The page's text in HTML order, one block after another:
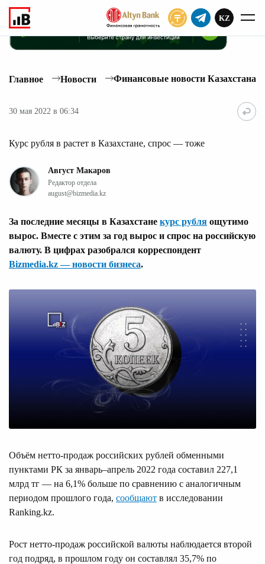
KZ
Главное Новости Финансовые новости Казахстана
30 мая 2022 в 06:34
Курс рубля в растет в Казахстане, спрос — тоже
Август Макаров
Редактор отдела
august@bizmedia.kz
За последние месяцы в Казахстане курс рубля ощутимо
вырос. Вместе с этим за год вырос и спрос на российскую
валюту. В цифрах разобрался корреспондент
Bizmedia.kz — новости бизнеса.
Объём нетто-продаж российских рублей обменными
пунктами РК за январь–апрель 2022 года составил 227,1
млрд тг — на 6,1% больше по сравнению с аналогичным
периодом прошлого года, сообщают в исследовании
Ranking.kz.
Рост нетто-продаж российской валюты наблюдается второй
год подряд, в прошлом году он составлял 35,7% по